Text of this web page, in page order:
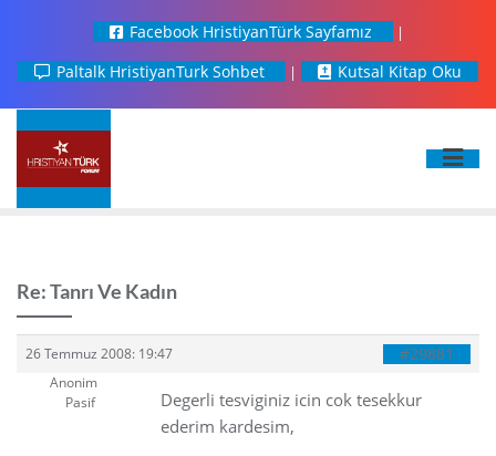
Facebook HristiyanTürk Sayfamız
Paltalk HristiyanTurk Sohbet
Kutsal Kitap Oku
Re: Tanrı Ve Kadın
26 Temmuz 2008: 19:47 #29881
Anonim
Pasif
Degerli tesviginiz icin cok tesekkur
ederim kardesim,